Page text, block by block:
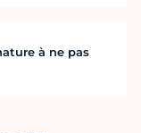
à ne pas